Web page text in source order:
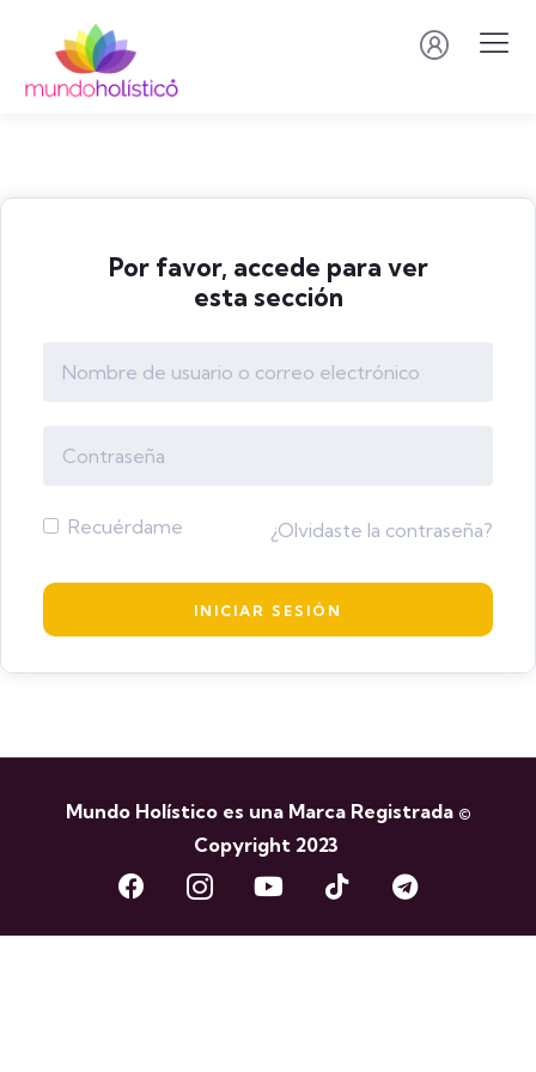
Por favor, accede para ver
esta sección
Recuérdame ¿Olvidaste la contraseña?
Mundo Holístico es una Marca Registrada ©
Copyright 2023